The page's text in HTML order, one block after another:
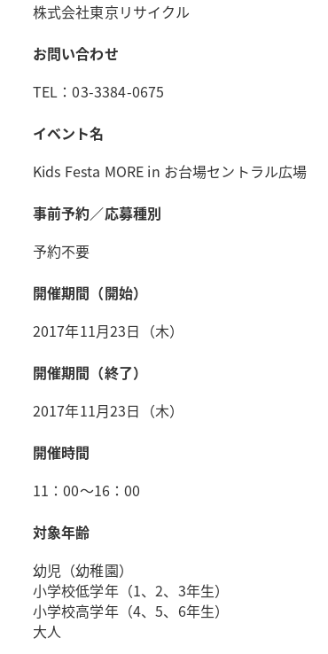
株式会社東京リサイクル
お問い合わせ
TEL：03-3384-0675
イベント名
Kids Festa MORE in お台場セントラル広場
事前予約／応募種別
予約不要
開催期間（開始）
2017年11月23日（木）
開催期間（終了）
2017年11月23日（木）
開催時間
11：00～16：00
対象年齢
幼児（幼稚園）
小学校低学年（1、2、3年生）
小学校高学年（4、5、6年生）
大人